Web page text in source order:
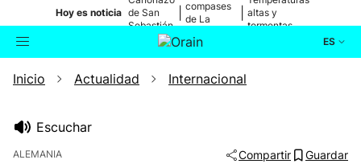
Hoy es noticia de San
Sebastián
compases
de La
altas y
tormentas
ES
Buscador Actualidad
Inicio Actualidad Internacional
Escuchar
ALEMANIA Compartir Guardar